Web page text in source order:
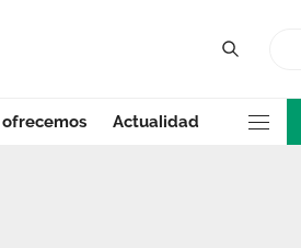
ofrecemos Actualidad